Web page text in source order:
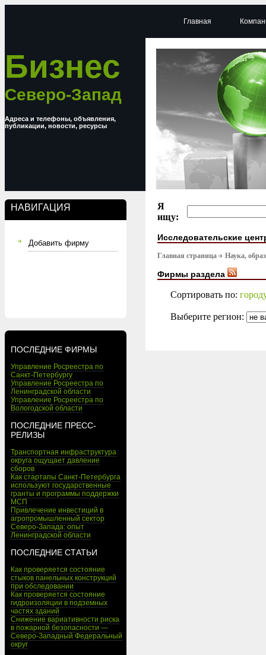
Бизнес
Северо-Запад
Адреса и телефоны, объявления,
публикации, новости, ресурсы
НАВИГАЦИЯ
Добавить фирму
ПОСЛЕДНИЕ ФИРМЫ
Управление Росреестра по
Санкт-Петербургу
Управление Росреестра по
Ленинградской области
Управление Росреестра по
Вологодской области
ПОСЛЕДНИЕ ПРЕСС-
РЕЛИЗЫ
Транспортная инфраструктура
округа ощущает давление
сборов
Как стартапы Санкт-Петербурга
используют государственные
гранты и программы поддержки
МСП
Привлечение инвестиций в
агропромышленный сектор
Северо-Запада: опыт
Ленинградской области
ПОСЛЕДНИЕ СТАТЬИ
Как проверяется состояние
стыков панельных конструкций
при обследовании
Как проверяется состояние
гидроизоляции в подземных
частях зданий
Снижение вариативности риска
в пожарной безопасности —
Северо-Западный Федеральный
округ
Главная
Я
ищу:
Исследовательские
Главная страница Наука,
Фирмы раздела
Сортировать по:
Выберите регион: